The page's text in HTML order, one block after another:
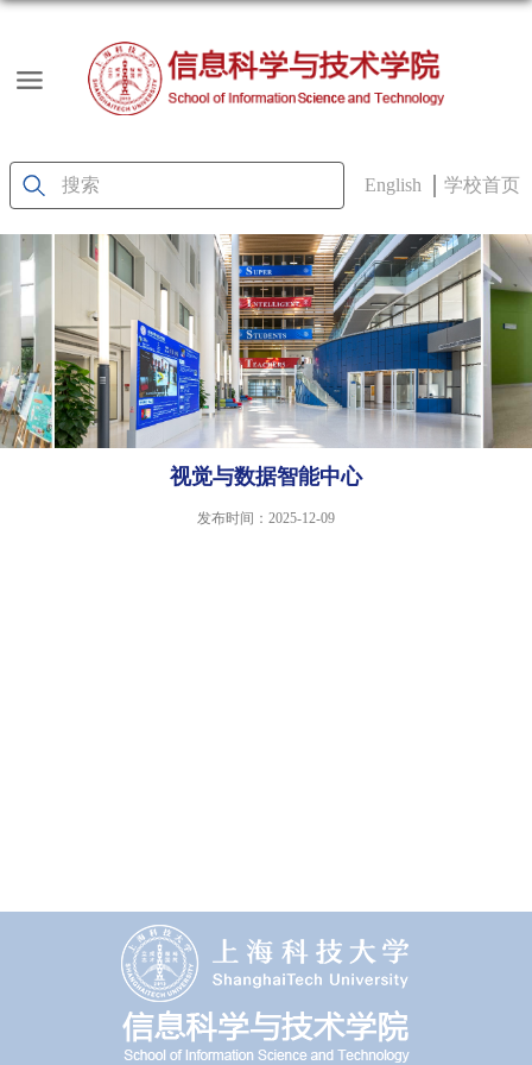
English 学校首页
视觉与数据智能中心
发布时间：2025-12-09